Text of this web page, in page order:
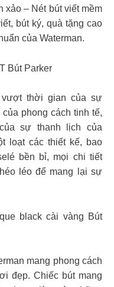
xảo – Nét bút viết mềm
bút ký, quà tặng cao
của Waterman.
Bút Parker
vượt thời gian của sự
phong cách tinh tế,
sự thanh lịch của
loạt các thiết kế, bao
bền bỉ, mọi chi tiết
léo để mang lại sự
black cài vàng Bút
mang phong cách
đẹp. Chiếc bút mang